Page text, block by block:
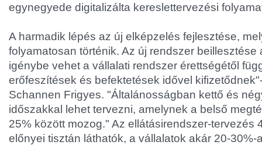
egynegyede digitalizálta kereslettervezési
A harmadik lépés az új elképzelés fejlesztése,
folyamatosan történik. Az új rendszer beillesztése
igénybe vehet a vállalati rendszer érettségétől
erőfeszítések és befektetések idővel
Schannen Frigyes. "Általánosságban kettő és
időszakkal lehet tervezni, amelynek a belső
25% között mozog." Az ellátásirendszer-tervezés
előnyei tisztán láthatók, a vállalatok akár 20-30%-